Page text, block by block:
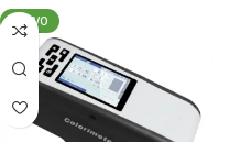
NUEVO